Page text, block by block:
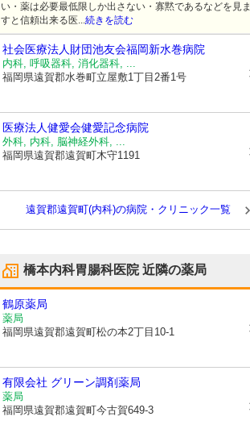
い・薬は必要最低限しか出さない・寡黙であるなどを見ま
すと信頼出来る医...続きを読む
社会医療法人財団池友会福岡新水巻病院
内科, 呼吸器科, 消化器科, ...
福岡県遠賀郡水巻町立屋敷1丁目2番1号
医療法人健愛会健愛記念病院
外科, 内科, 脳神経外科, ...
福岡県遠賀郡遠賀町木守1191
遠賀郡遠賀町(内科)の病院・クリニック一覧
橋本内科胃腸科医院近隣の薬局
鶴原薬局
薬局
福岡県遠賀郡遠賀町松の本2丁目10-1
有限会社 グリーン調剤薬局
薬局
福岡県遠賀郡遠賀町今古賀649-3